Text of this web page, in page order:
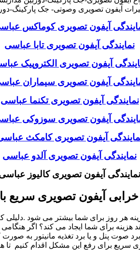
آیفون تصویری وصوتی- جک پارکینگ-
آیفون تصویری کوماکس
نمایندگی آیفون تصویری تابا عباسی
آیفون تصویری الکتروپیک
آیفون تصویری سیماران
نمایندگی آیفون تصویری تکنما عباسی
آیفون تصویری سوزوکی
آیفون تصویری کامکث
نمایندگی آیفون تصویری آلدو عباسی
نمایندگی آیفون تصویری کالیوز
آیفون تصویری سریع
روز برای شما بیشتر می شود .دلیلی که
شما ایجاد می کند؟ اگر هنگامی
پنل و یا برد تغذیه مانیتور به
سریع برای رفع این مشکل اقدام کنیم تا